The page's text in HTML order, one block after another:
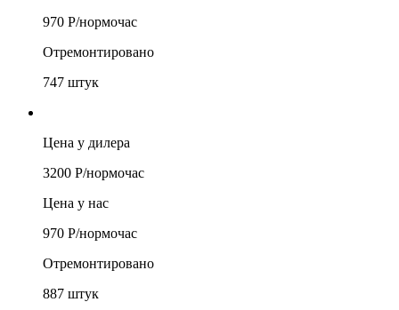
970 Р/нормочас
Отремонтировано
747 штук
Цена у дилера
3200 Р/нормочас
Цена у нас
970 Р/нормочас
Отремонтировано
887 штук